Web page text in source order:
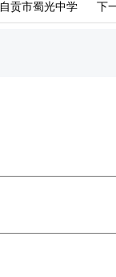
自贡市蜀光中学 下